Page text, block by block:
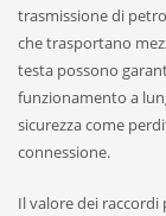
trasmissione di
che trasportano
testa possono
funzionamento a
sicurezza come
connessione.
Il valore dei